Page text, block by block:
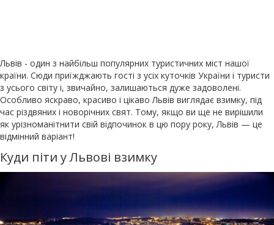
Львів - один з найбільш популярних туристичних міст нашої
країни. Сюди приїжджають гості з усіх куточків України і туристи
з усього світу і, звичайно, залишаються дуже задоволені.
Особливо яскраво, красиво і цікаво Львів виглядає взимку, під
час різдвяних і новорічних свят. Тому, якщо ви ще не вирішили
як урізноманітнити свій відпочинок в цю пору року, Львів — це
відмінний варіант!
Куди піти у Львові взимку